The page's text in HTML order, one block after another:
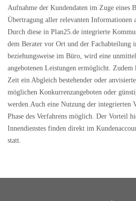
Aufnahme der Kundendaten im Zuge eines
Übertragung aller relevanten Informationen
Durch diese in Plan25.de integrierte
dem Berater vor Ort und der Fachabteilung
beziehungsweise im Büro, wird eine
angebotenen Leistungen ermöglicht. Zudem
Zeit ein Abgleich bestehender oder
möglichen Konkurrenzangeboten oder
werden.Auch eine Nutzung der integrierten
Phase des Verfahrens möglich. Der Vorteil
Innendienstes finden direkt im
statt.